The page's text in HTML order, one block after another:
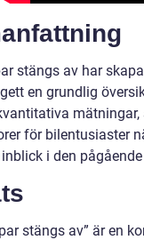
stängs av har
en grundlig
för bilentusiaster
i den
stängs av” är en